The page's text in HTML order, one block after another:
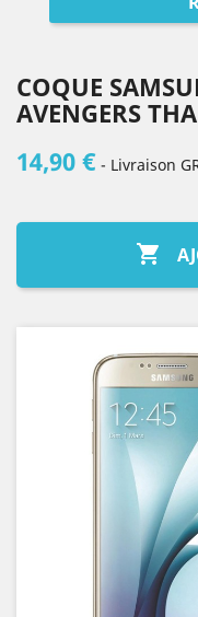
COQUE
AVENGERS
14,90 € - Livraison
